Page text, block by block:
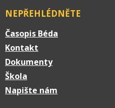
NEPŘEHLÉDNĚTE
Časopis Béda
Kontakt
Dokumenty
Škola
Napište nám